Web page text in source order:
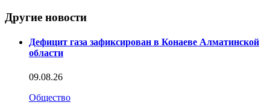
Другие новости
Дефицит газа зафиксирован в Конаеве Алматинской
области
09.08.26
Общество